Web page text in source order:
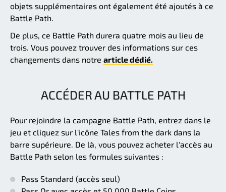
objets supplémentaires ont également été ajoutés à ce
Battle Path.
De plus, ce Battle Path durera quatre mois au lieu de
trois. Vous pouvez trouver des informations sur ces
changements dans notre article dédié.
ACCÉDER AU BATTLE PATH
Pour rejoindre la campagne Battle Path, entrez dans le
jeu et cliquez sur l'icône Tales from the dark dans la
barre supérieure. De là, vous pouvez acheter l'accès au
Battle Path selon les formules suivantes :
Pass Standard (accès seul)